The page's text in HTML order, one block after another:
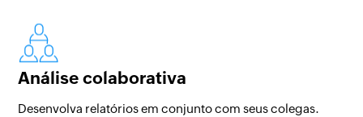
Análise colaborativa
Desenvolva relatórios em conjunto com seus colegas.